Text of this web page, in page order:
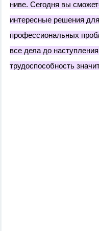
ниве. Сегодня вы
интересные решения
профессиональных
все дела до
трудоспособность